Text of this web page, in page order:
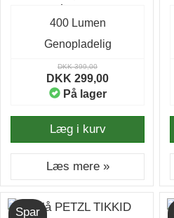
lumen
400 Lumen
Genopladelig
DKK 399,00
DKK 299,00
På lager
Læg i kurv
Læs mere »
Spar